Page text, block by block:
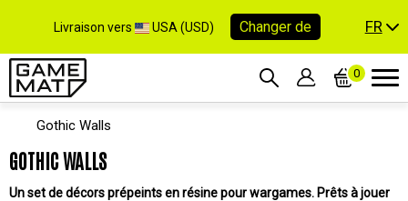
Livraison vers USA (USD) Changer de FR
0
Gothic Walls
GOTHIC WALLS
Un set de décors prépeints en résine pour wargames. Prêts à jouer